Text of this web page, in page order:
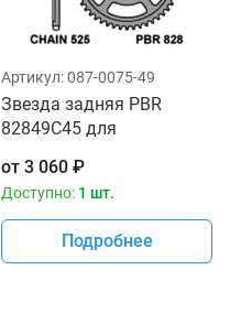
Артикул:087-0075-49
Звезда задняя PBR
82849C45 для
от 3 060 ₽
Доступно: 1 шт.
Подробнее